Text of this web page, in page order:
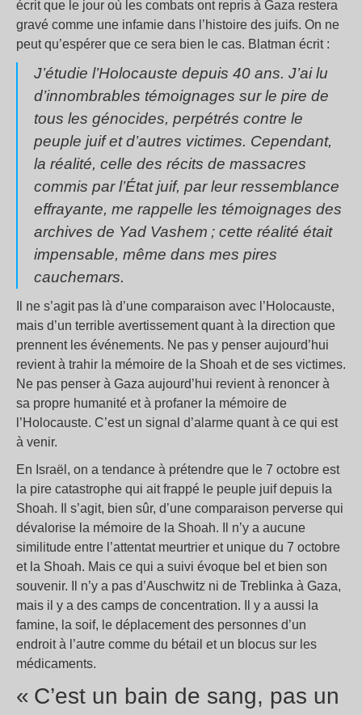
écrit que le jour où les combats ont repris à Gaza restera
gravé comme une infamie dans l’histoire des juifs. On ne
peut qu’espérer que ce sera bien le cas. Blatman écrit :
J’étudie l’Holocauste depuis 40 ans. J’ai lu
d’innombrables témoignages sur le pire de
tous les génocides, perpétrés contre le
peuple juif et d’autres victimes. Cependant,
la réalité, celle des récits de massacres
commis par l’État juif, par leur ressemblance
effrayante, me rappelle les témoignages des
archives de Yad Vashem ; cette réalité était
impensable, même dans mes pires
cauchemars.
Il ne s’agit pas là d’une comparaison avec l’Holocauste,
mais d’un terrible avertissement quant à la direction que
prennent les événements. Ne pas y penser aujourd’hui
revient à trahir la mémoire de la Shoah et de ses victimes.
Ne pas penser à Gaza aujourd’hui revient à renoncer à
sa propre humanité et à profaner la mémoire de
l’Holocauste. C’est un signal d’alarme quant à ce qui est
à venir.
En Israël, on a tendance à prétendre que le 7 octobre est
la pire catastrophe qui ait frappé le peuple juif depuis la
Shoah. Il s’agit, bien sûr, d’une comparaison perverse qui
dévalorise la mémoire de la Shoah. Il n’y a aucune
similitude entre l’attentat meurtrier et unique du 7 octobre
et la Shoah. Mais ce qui a suivi évoque bel et bien son
souvenir. Il n’y a pas d’Auschwitz ni de Treblinka à Gaza,
mais il y a des camps de concentration. Il y a aussi la
famine, la soif, le déplacement des personnes d’un
endroit à l’autre comme du bétail et un blocus sur les
médicaments.
« C’est un bain de sang, pas un